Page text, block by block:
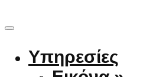
Υπηρεσίες